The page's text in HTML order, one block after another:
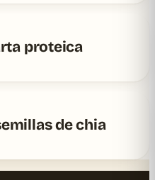
proteica
de chia